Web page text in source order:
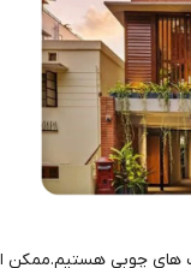
‌های چوبی